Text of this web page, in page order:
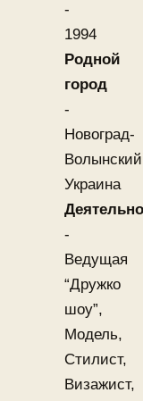
-
1994
Родной
город
-
Новоград-
Украина
-
Ведущая
“Дружко
шоу”,
Модель,
Стилист,
Визажист,